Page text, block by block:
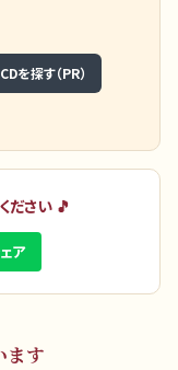
を探す（PR）
ださい 🎵
ア
ます